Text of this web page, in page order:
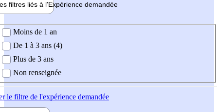
filtres liés à l'Expérience demandée
demandée
Moins de 1 an
De 1 à 3 ans (4)
Plus de 3 ans
Non renseignée
le filtre de l'expérience demandée